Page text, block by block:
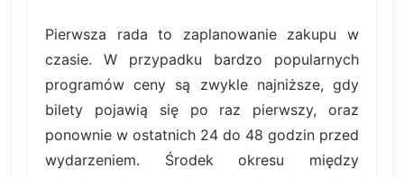
Pierwsza rada to zaplanowanie zakupu w
czasie. W przypadku bardzo popularnych
programów ceny są zwykle najniższe, gdy
bilety pojawią się po raz pierwszy, oraz
ponownie w ostatnich 24 do 48 godzin przed
wydarzeniem. Środek okresu między